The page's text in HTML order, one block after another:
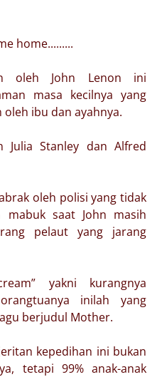
home.........
oleh John Lenon ini
masa kecilnya yang
ibu dan ayahnya.
Julia Stanley dan Alfred
oleh polisi yang tidak
mabuk saat John masih
pelaut yang jarang
yakni kurangnya
inilah yang
berjudul Mother.
kepedihan ini bukan
tetapi 99% anak-anak